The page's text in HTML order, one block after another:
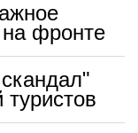
на фронте
туристов